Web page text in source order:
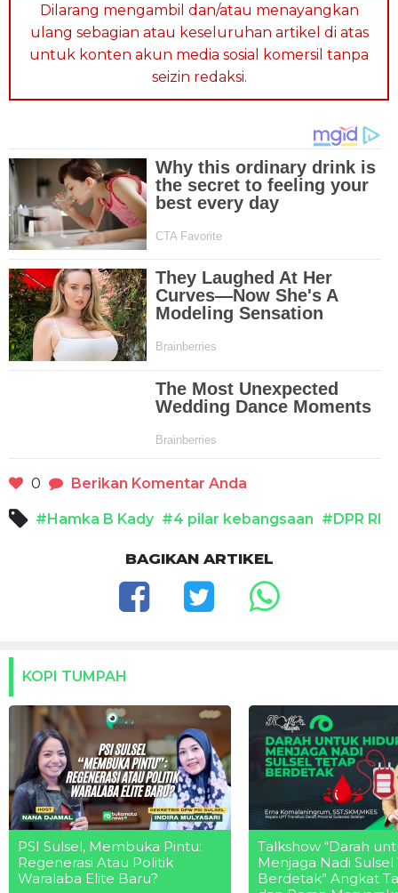
Dilarang mengambil dan/atau menayangkan
ulang sebagian atau keseluruhan artikel di atas
untuk konten akun media sosial komersil tanpa
seizin redaksi.
0 Berikan Komentar Anda
#Hamka B Kady #4 pilar kebangsaan #DPR RI
BAGIKAN ARTIKEL
KOPI TUMPAH
PSI Sulsel, Membuka Pintu:
Regenerasi Atau Politik
Waralaba Elite Baru?
Talkshow “Darah
Menjaga Nadi Sulsel
Berdetak” Angkat